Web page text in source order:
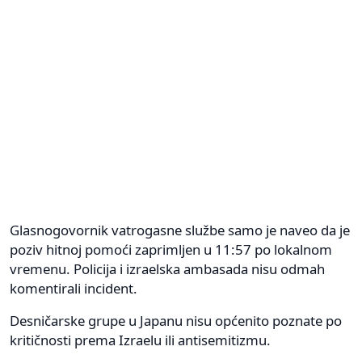
Glasnogovornik vatrogasne službe samo je naveo da je
poziv hitnoj pomoći zaprimljen u 11:57 po lokalnom
vremenu. Policija i izraelska ambasada nisu odmah
komentirali incident.
Desničarske grupe u Japanu nisu općenito poznate po
kritičnosti prema Izraelu ili antisemitizmu.